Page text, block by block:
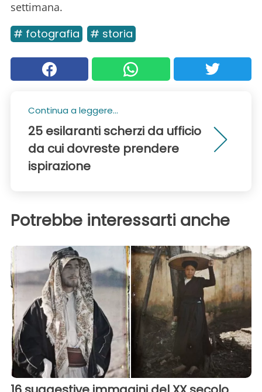
settimana.
# fotografia # storia
Continua a leggere...
25 esilaranti scherzi da ufficio
da cui dovreste prendere
ispirazione
Potrebbe interessarti anche